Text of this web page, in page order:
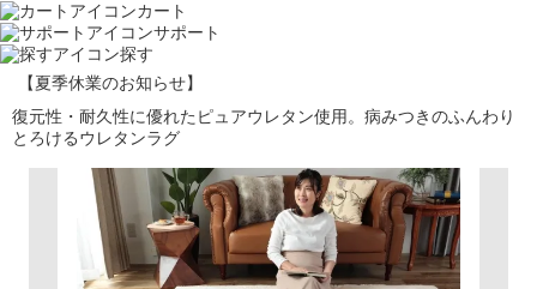
カート
サポート
探す
【夏季休業のお知らせ】
復元性・耐久性に優れたピュアウレタン使用。病みつきのふんわり
とろけるウレタンラグ